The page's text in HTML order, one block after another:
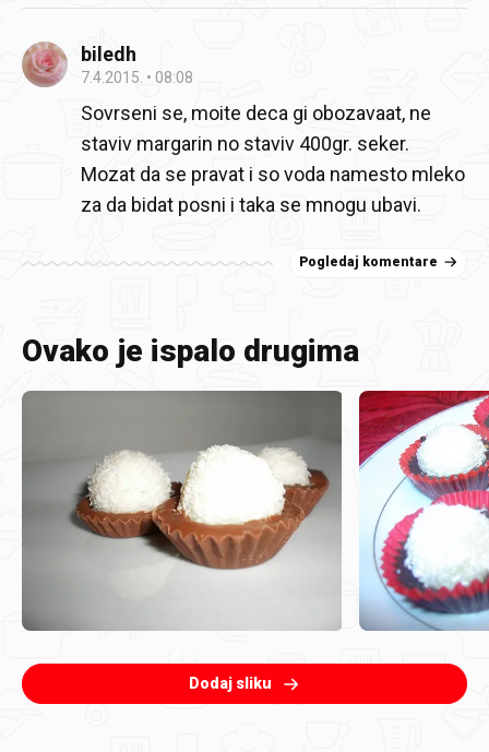
biledh
7.4.2015. 08:08
Sovrseni se, moite deca gi obozavaat, ne
staviv margarin no staviv 400gr. seker.
Mozat da se pravat i so voda namesto mleko
za da bidat posni i taka se mnogu ubavi.
Pogledaj komentare
Ovako je ispalo drugima
Dodaj sliku